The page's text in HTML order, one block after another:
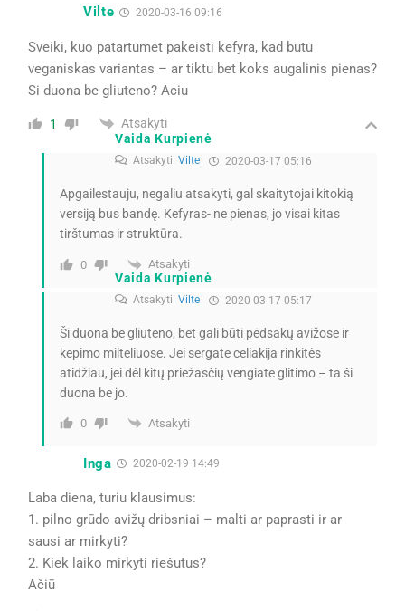
Vilte 2020-03-16 09:16
Sveiki, kuo patartumet pakeisti kefyra, kad butu
veganiskas variantas – ar tiktu bet koks augalinis pienas?
Si duona be gliuteno? Aciu
1
Atsakyti
Vaida Kurpienė
Atsakyti Vilte 2020-03-17 05:16
Apgailestauju, negaliu atsakyti, gal skaitytojai kitokią
versiją bus bandę. Kefyras- ne pienas, jo visai kitas
tirštumas ir struktūra.
0 Atsakyti
Vaida Kurpienė
Atsakyti Vilte 2020-03-17 05:17
Ši duona be gliuteno, bet gali būti pėdsakų avižose ir
kepimo milteliuose. Jei sergate celiakija rinkitės
atidžiau, jei dėl kitų priežasčių vengiate glitimo – ta ši
duona be jo.
0 Atsakyti
Inga 2020-02-19 14:49
Laba diena, turiu klausimus:
1. pilno grūdo avižų dribsniai – malti ar paprasti ir ar
sausi ar mirkyti?
2. Kiek laiko mirkyti riešutus?
Ačiū